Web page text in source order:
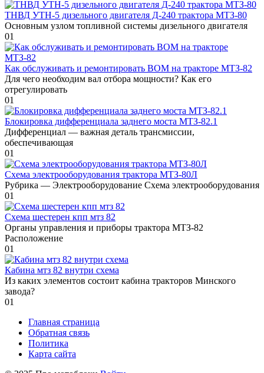
ТНВД УТН-5 дизельного двигателя Д-240 трактора МТЗ-80
Основным узлом топливной системы дизельного двигателя
01
Как обслуживать и ремонтировать ВОМ на тракторе МТЗ-82
Для чего необходим вал отбора мощности? Как его
отрегулировать
01
Блокировка дифференциала заднего моста МТЗ-82.1
Дифференциал — важная деталь трансмиссии,
обеспечивающая
01
Схема электрооборудования трактора МТЗ-80Л
Рубрика — Электрооборудование Схема электрооборудования
01
Схема шестерен кпп мтз 82
Органы управления и приборы трактора МТЗ-82
Расположение
01
Кабина мтз 82 внутри схема
Из каких элементов состоит кабина тракторов Минского
завода?
01
Главная страница
Обратная связь
Политика
Карта сайта